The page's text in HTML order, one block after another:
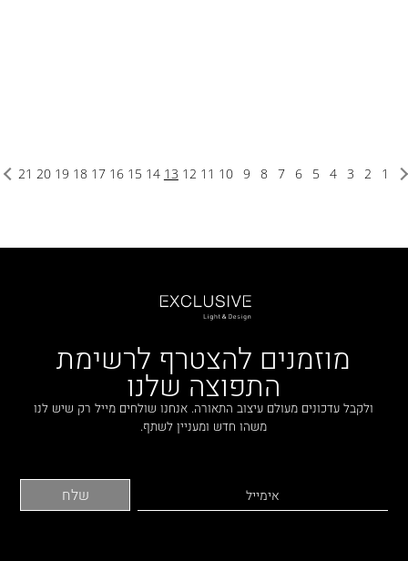
1
2
3
4
5
6
7
8
9
10
11
12
13
14
15
16
17
18
19
20
21
מוזמנים להצטרף לרשימת
התפוצה שלנו
ולקבל עדכונים מעולם עיצוב התאורה. אנחנו שולחים מייל רק שיש לנו
משהו חדש ומעניין לשתף.